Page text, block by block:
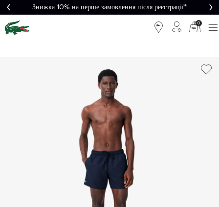
Знижка 10% на перше замовлення після реєстрації*
0
Безкоштовна
доставка від
5000₴*